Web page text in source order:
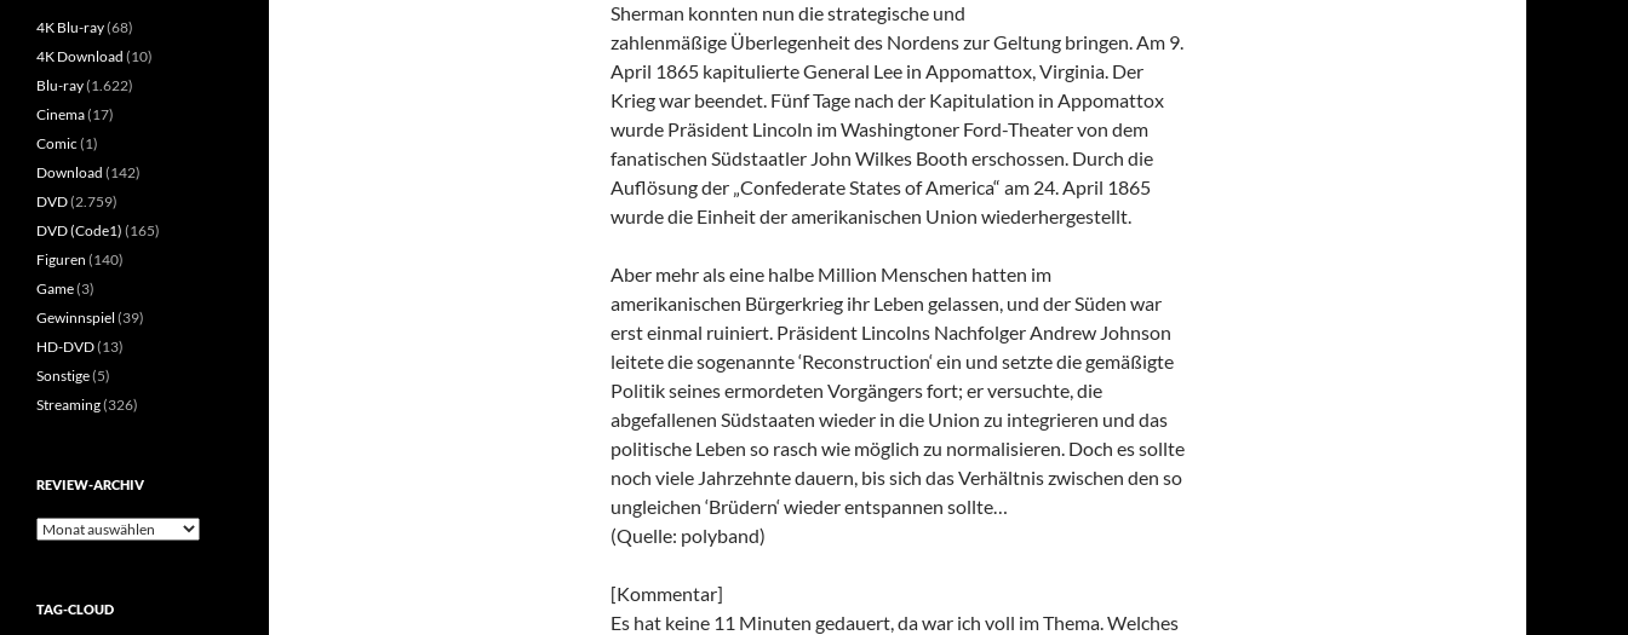
Sherman konnten nun die strategische und
zahlenmäßige Überlegenheit des Nordens zur Geltung bringen. Am 9.
April 1865 kapitulierte General Lee in Appomattox, Virginia. Der
Krieg war beendet. Fünf Tage nach der Kapitulation in Appomattox
wurde Präsident Lincoln im Washingtoner Ford-Theater von dem
fanatischen Südstaatler John Wilkes Booth erschossen. Durch die
Auflösung der „Confederate States of America“ am 24. April 1865
wurde die Einheit der amerikanischen Union wiederhergestellt.
Aber mehr als eine halbe Million Menschen hatten im
amerikanischen Bürgerkrieg ihr Leben gelassen, und der Süden war
erst einmal ruiniert. Präsident Lincolns Nachfolger Andrew Johnson
leitete die sogenannte ‘Reconstruction‘ ein und setzte die gemäßigte
Politik seines ermordeten Vorgängers fort; er versuchte, die
abgefallenen Südstaaten wieder in die Union zu integrieren und das
politische Leben so rasch wie möglich zu normalisieren. Doch es sollte
noch viele Jahrzehnte dauern, bis sich das Verhältnis zwischen den so
ungleichen ‘Brüdern‘ wieder entspannen sollte…
(Quelle: polyband)
[Kommentar]
Es hat keine 11 Minuten gedauert, da war ich voll im Thema. Welches
4K Blu-ray(68)
4K Download (10)
Blu-ray(1.622)
Cinema(17)
Comic (1)
Download (142)
DVD(2.759)
DVD (Code1) (165)
Figuren (140)
Game(3)
Gewinnspiel (39)
HD-DVD(13)
Sonstige(5)
Streaming(326)
REVIEW-ARCHIV
Review-
TAG-CLOUD